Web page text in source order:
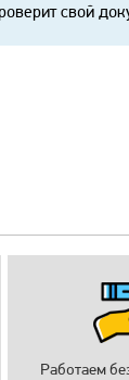
свой
Работаем